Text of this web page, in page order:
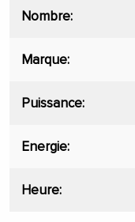
Nombre
Marque
Puissance
Energie
Heure